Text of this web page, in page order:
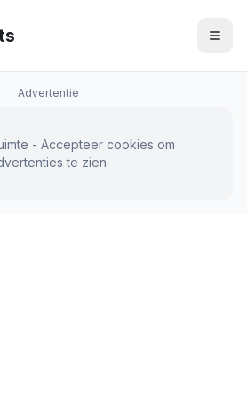
Advertentie
- Accepteer cookies om
te zien